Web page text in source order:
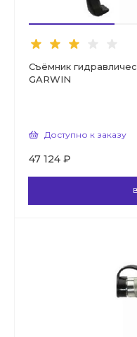
Съёмник
GARWIN
Доступно к заказу
47 124 ₽